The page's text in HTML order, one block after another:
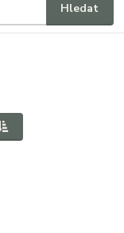
Hledat